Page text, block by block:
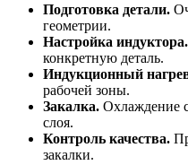
Подготовка детали.
геометрии.
Настройка индуктора.
конкретную деталь.
Индукционный
рабочей зоны.
Закалка. Охлаждение
слоя.
Контроль качества.
закалки.